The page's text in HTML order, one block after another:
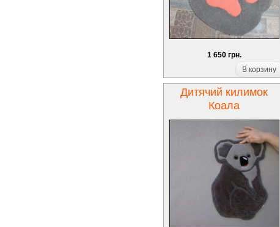
1 650 грн.
В корзину
Дитячий килимок
Коала